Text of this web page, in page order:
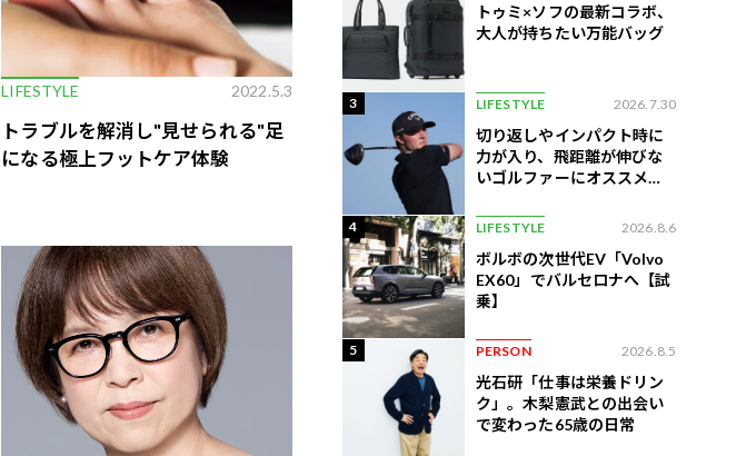
LIFESTYLE 2022.5.3
トラブルを解消し"見せられる"足
になる極上フットケア体験
トゥミ×ソフの最新コラボ、
大人が持ちたい万能バッグ
3 LIFESTYLE 2026.7.30
切り返しやインパクト時に
力が入り、飛距離が伸びな
いゴルファーにオススメの
4 LIFESTYLE 2026.8.6
ボルボの次世代EV「Volvo
EX60」でバルセロナへ【試
乗】
5 PERSON 2026.8.5
光石研「仕事は栄養ドリン
ク」。木梨憲武との出会い
で変わった65歳の日常